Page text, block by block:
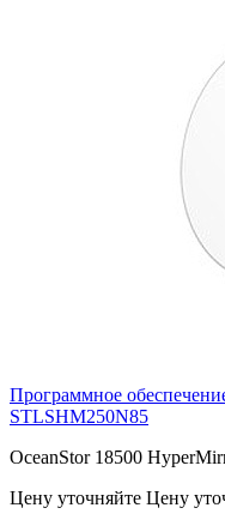
Программное
STLSHM250N85
OceanStor 18500
Цену уточняйте Цену